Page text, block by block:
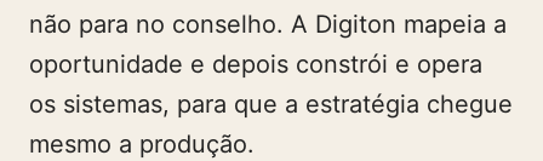
não para no conselho. A Digiton mapeia a
oportunidade e depois constrói e opera
os sistemas, para que a estratégia chegue
mesmo a produção.